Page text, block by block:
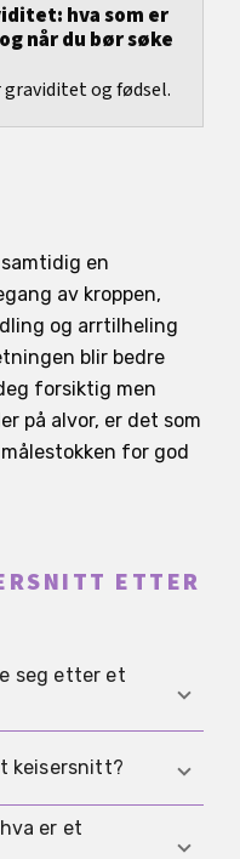
hva som er
når du bør søke
og fødsel.
en
av kroppen,
og arrtilheling
blir bedre
forsiktig men
på alvor, er det som
for god
ETTER
seg etter et
tydelig lettere i
over flere uker
keisersnitt?
gjennom
er et